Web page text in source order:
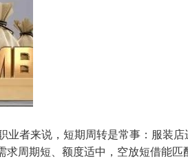
者来说，短期周转是常事：服装
周期短、额度适中，空放短借能